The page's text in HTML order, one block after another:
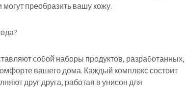
преобразить вашу кожу.
собой наборы продуктов, разработанных,
вашего дома. Каждый комплекс состоит
друг друга, работая в унисон для